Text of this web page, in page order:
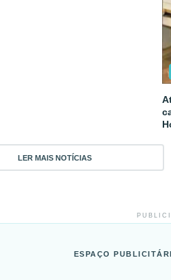
LER MAIS NOTÍCIAS
ESPAÇO